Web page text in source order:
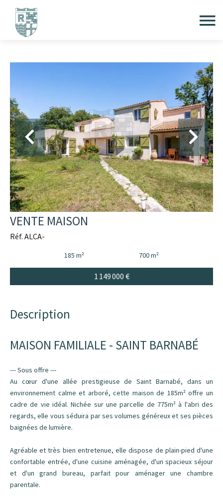
VENTE MAISON
Réf. ALCA-
185 m² 700 m²
1 149 000 €
Description
MAISON FAMILIALE - SAINT BARNABÉ
--- Sous offre ---
Au cœur d'une allée prestigieuse de Saint Barnabé, dans un
environnement calme et arboré, cette maison de 185m² offre un
cadre de vie idéal. Nichée sur une parcelle de 775m² à l'abri des
regards, elle vous séduira par ses volumes généreux et ses pièces
baignées de lumière.
Agréable et très bien entretenue, elle dispose de plain-pied d'une
confortable entrée, d'une cuisine aménagée, d'un spacieux séjour
et d'un grand bureau, parfait pour aménager une chambre
parentale.